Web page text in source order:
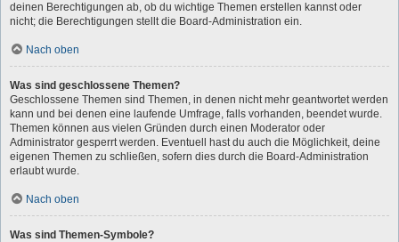
deinen Berechtigungen ab, ob du wichtige Themen erstellen kannst oder
nicht; die Berechtigungen stellt die Board-Administration ein.
Nach oben
Was sind geschlossene Themen?
Geschlossene Themen sind Themen, in denen nicht mehr geantwortet werden
kann und bei denen eine laufende Umfrage, falls vorhanden, beendet wurde.
Themen können aus vielen Gründen durch einen Moderator oder
Administrator gesperrt werden. Eventuell hast du auch die Möglichkeit, deine
eigenen Themen zu schließen, sofern dies durch die Board-Administration
erlaubt wurde.
Nach oben
Was sind Themen-Symbole?